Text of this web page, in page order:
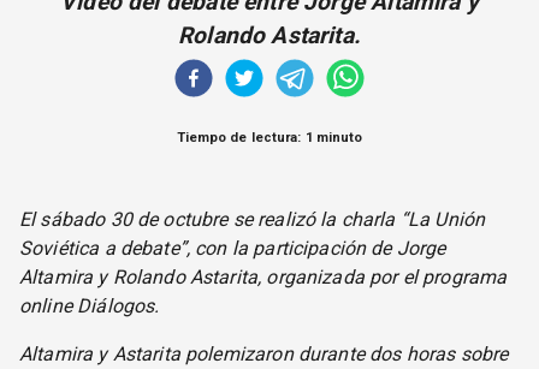
CORREO DE LECTORES
DEBATE
ARCHIVO
OPINIÓN
Política Obrera Revista
CONTACTO
Rolando Astarita.
Tiempo de lectura: 1 minuto
El sábado 30 de octubre se realizó la charla “La Unión
Soviética a debate”, con la participación de Jorge
Altamira y Rolando Astarita, organizada por el programa
online Diálogos.
Altamira y Astarita polemizaron durante dos horas sobre